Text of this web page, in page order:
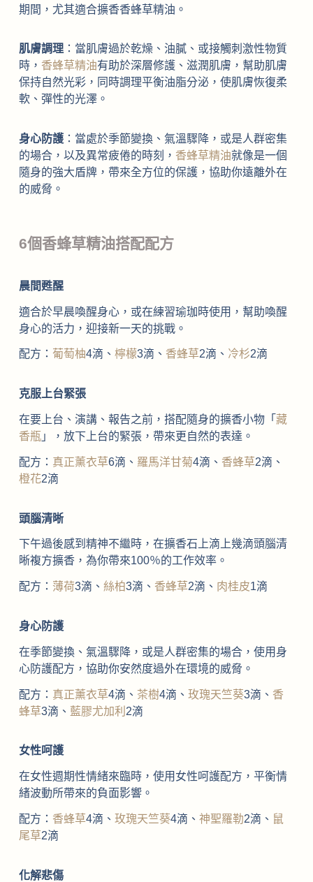
期間，尤其適合擴香香蜂草精油。
肌膚調理：當肌膚過於乾燥、油膩、或接觸刺激性物質
時， 香蜂草精油有助於深層修護、滋潤肌膚，幫助肌膚
保持自然光彩，同時調理平衡油脂分泌，使肌膚恢復柔
軟、彈性的光澤。
身心防護：當處於季節變換、氣溫驟降，或是人群密集
的場合，以及異常疲倦的時刻， 香蜂草精油就像是一個
隨身的強大盾牌，帶來全方位的保護，協助你遠離外在
的威脅。
6個香蜂草精油搭配配方
晨間甦醒
適合於早晨喚醒身心，或在練習瑜珈時使用，幫助喚醒
身心的活力，迎接新一天的挑戰。
配方： 葡萄柚4滴、 檸檬3滴、 香蜂草2滴、 冷杉2滴
克服上台緊張
在要上台、演講、報告之前，搭配隨身的擴香小物「 藏
香瓶」，放下上台的緊張，帶來更自然的表達。
配方： 真正薰衣草6滴、 羅馬洋甘菊4滴、 香蜂草2滴、
橙花2滴
頭腦清晰
下午過後感到精神不繼時，在擴香石上滴上幾滴頭腦清
晰複方擴香，為你帶來100％的工作效率。
配方： 薄荷3滴、 絲柏3滴、 香蜂草2滴、 肉桂皮1滴
身心防護
在季節變換、氣溫驟降，或是人群密集的場合，使用身
心防護配方，協助你安然度過外在環境的威脅。
配方： 真正薰衣草4滴、 茶樹4滴、 玫瑰天竺葵3滴、 香
蜂草3滴、 藍膠尤加利 2滴
女性呵護
在女性週期性情緒來臨時，使用女性呵護配方，平衡情
緒波動所帶來的負面影響。
配方： 香蜂草4滴、 玫瑰天竺葵4滴、 神聖羅勒2滴、 鼠
尾草2滴
化解悲傷